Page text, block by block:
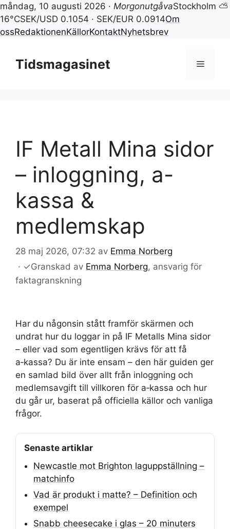
måndag, 10 augusti 2026 · MorgonutgåvaStockholm ⛅
16°CSEK/USD 0.1054 · SEK/EUR 0.0914Om
ossRedaktionenKällorKontaktNyhetsbrev
innehållTidsmagasinet Meny
IF Metall Mina sidor
– inloggning, a-
kassa &
medlemskap
28 maj 2026, 07:32 av Emma Norberg
· ✓Granskad av Emma Norberg, ansvarig för
faktagranskning
Har du någonsin stått framför skärmen och
undrat hur du loggar in på IF Metalls Mina sidor
– eller vad som egentligen krävs för att få
a‑kassa? Du är inte ensam – den här guiden ger
en samlad bild över allt från inloggning och
medlemsavgift till villkoren för a‑kassa och hur
du går ur, baserat på officiella källor och vanliga
frågor.
Senaste artiklar
Newcastle mot Brighton laguppställning –
matchinfo
Vad är produkt i matte? – Definition och
exempel
Snabb cheesecake i glas – 20 minuters